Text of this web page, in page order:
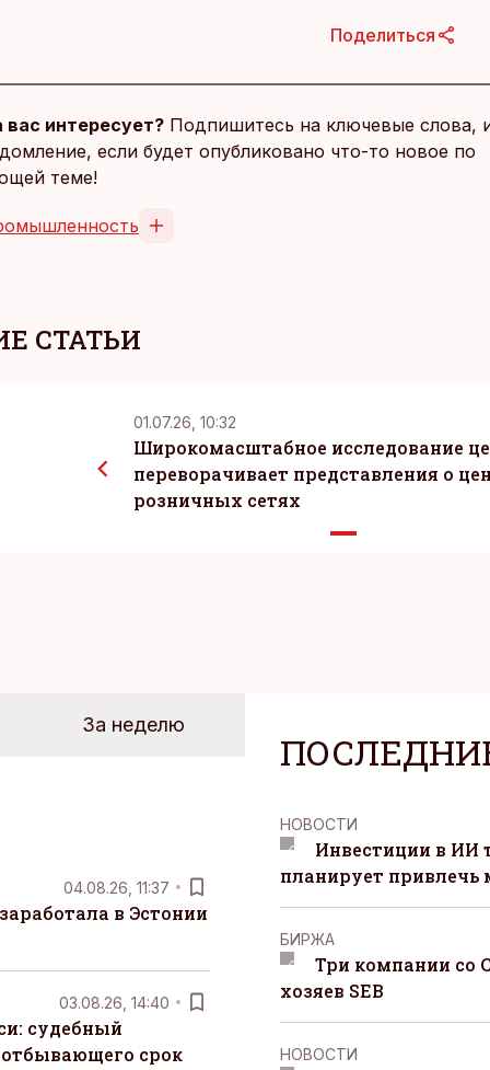
Поделиться
интересует? Подпишитесь на ключевые слова,
если будет опубликовано что-то новое по
теме!
СТАТЬИ
01.07.26, 10:32
Широкомасштабное исследование
переворачивает представления о
розничных сетях
За неделю
04.08.26, 11:37
в Эстонии
03.08.26, 14:40
судебный
срок
НОВОСТИ
Инвестиции в ИИ
планирует
БИРЖА
Три компании со
хозяев SEB
НОВОСТИ